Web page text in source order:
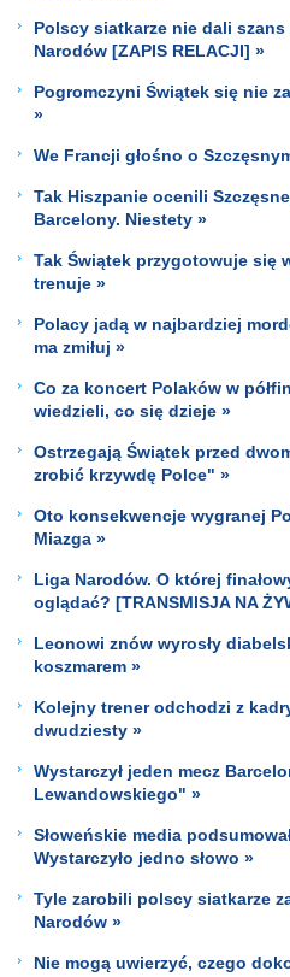
Polscy siatkarze nie dali szans
Narodów [ZAPIS RELACJI] »
Pogromczyni Świątek się nie
»
We Francji głośno o
Tak Hiszpanie ocenili
Barcelony. Niestety »
Tak Świątek przygotowuje się
trenuje »
Polacy jadą w najbardziej
ma zmiłuj »
Co za koncert Polaków w
wiedzieli, co się dzieje »
Ostrzegają Świątek przed
zrobić krzywdę Polce" »
Oto konsekwencje wygranej
Miazga »
Liga Narodów. O której
oglądać? [TRANSMISJA NA
Leonowi znów wyrosły
koszmarem »
Kolejny trener odchodzi z
dwudziesty »
Wystarczył jeden mecz
Lewandowskiego" »
Słoweńskie media
Wystarczyło jedno słowo »
Tyle zarobili polscy siatkarze
Narodów »
Nie mogą uwierzyć, czego